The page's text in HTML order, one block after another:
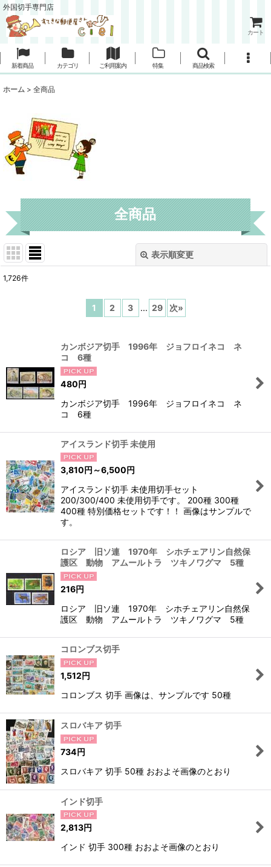
外国切手専門店
カート
新着商品 カテゴリ ご利用案内 特集 商品検索
ホーム > 全商品
全商品
表示順変更
1,726件
1 2 3 ... 29 次»
カンボジア切手 1996年 ジョフロイネコ ネ
コ 6種
480円
カンボジア切手 1996年 ジョフロイネコ ネ
コ 6種
アイスランド切手 未使用
3,810円 ～6,500円
アイスランド切手 未使用切手セット
200/300/400 未使用切手です。 200種 300種
400種 特別価格セットです！！ 画像はサンプルで
す。
ロシア 旧ソ連 1970年 シホチェアリン自然保
護区 動物 アムールトラ ツキノワグマ 5種
216円
ロシア 旧ソ連 1970年 シホチェアリン自然保
護区 動物 アムールトラ ツキノワグマ 5種
コロンブス切手
1,512円
コロンブス 切手 画像は、サンプルです 50種
スロバキア 切手
734円
スロバキア 切手 50種 おおよそ画像のとおり
インド切手
2,813円
インド 切手 300種 おおよそ画像のとおり